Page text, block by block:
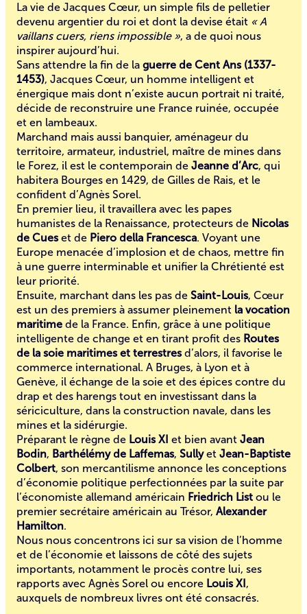
La vie de Jacques Cœur, un simple fils de pelletier
devenu argentier du roi et dont la devise était « A
vaillans cuers, riens impossible », a de quoi nous
inspirer aujourd’hui.
Sans attendre la fin de la guerre de Cent Ans (1337-
1453), Jacques Cœur, un homme intelligent et
énergique mais dont n’existe aucun portrait ni traité,
décide de reconstruire une France ruinée, occupée
et en lambeaux.
Marchand mais aussi banquier, aménageur du
territoire, armateur, industriel, maître de mines dans
le Forez, il est le contemporain de Jeanne d’Arc, qui
habitera Bourges en 1429, de Gilles de Rais, et le
confident d’Agnès Sorel.
En premier lieu, il travaillera avec les papes
humanistes de la Renaissance, protecteurs de Nicolas
de Cueset de Piero della Francesca. Voyant une
Europe menacée d’implosion et de chaos, mettre fin
à une guerre interminable et unifier la Chrétienté est
leur priorité.
Ensuite, marchant dans les pas de Saint-Louis, Cœur
est un des premiers à assumer pleinement la vocation
maritime de la France. Enfin, grâce à une politique
intelligente de change et en tirant profit des Routes
de la soie maritimes et terrestresd’alors, il favorise le
commerce international. A Bruges, à Lyon et à
Genève, il échange de la soie et des épices contre du
drap et des harengs tout en investissant dans la
sériciculture, dans la construction navale, dans les
mines et la sidérurgie.
Préparant le règne de Louis XI et bien avant Jean
Bodin, Barthélémy de Laffemas, Sullyet Jean-Baptiste
Colbert, son mercantilisme annonce les conceptions
d’économie politique perfectionnées par la suite par
l’économiste allemand américain Friedrich List ou le
premier secrétaire américain au Trésor, Alexander
Hamilton.
Nous nous concentrons ici sur sa vision de l’homme
et de l’économie et laissons de côté des sujets
importants, notamment le procès contre lui, ses
rapports avec Agnès Sorel ou encore Louis XI ,
auxquels de nombreux livres ont été consacrés.